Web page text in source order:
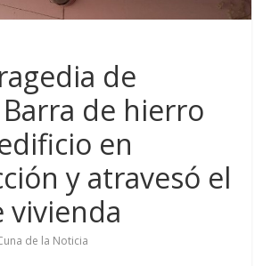
de
de hierro
en
y atravesó el
vivienda
de la Noticia